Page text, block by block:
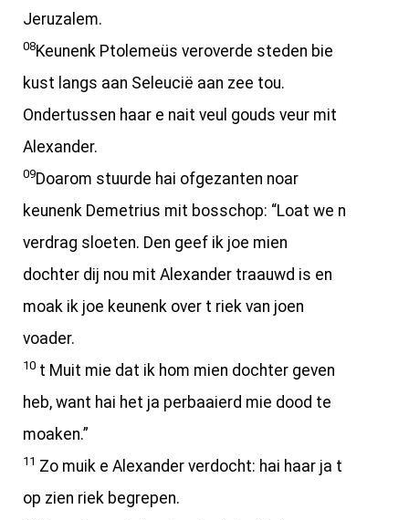
Jeruzalem.
08Keunenk Ptolemeüs veroverde steden bie
kust langs aan Seleucië aan zee tou.
Ondertussen haar e nait veul gouds veur mit
Alexander.
09Doarom stuurde hai ofgezanten noar
keunenk Demetrius mit bosschop: “Loat we n
verdrag sloeten. Den geef ik joe mien
dochter dij nou mit Alexander traauwd is en
moak ik joe keunenk over t riek van joen
voader.
10 t Muit mie dat ik hom mien dochter geven
heb, want hai het ja perbaaierd mie dood te
moaken.”
11 Zo muik e Alexander verdocht: hai haar ja t
op zien riek begrepen.